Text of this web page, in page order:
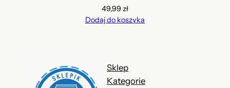
49,99 zł
Dodaj do koszyka
Sklep
Kategorie